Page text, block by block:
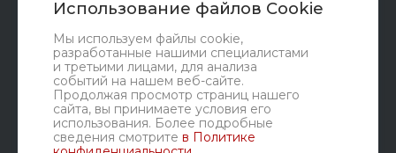
Использование файлов Cookie
Мы используем файлы cookie,
разработанные нашими специалистами
и третьими лицами, для анализа
событий на нашем веб-сайте.
Продолжая просмотр страниц нашего
сайта, вы принимаете условия его
использования. Более подробные
сведения смотрите в Политике